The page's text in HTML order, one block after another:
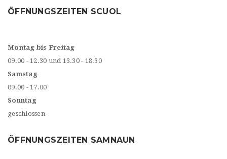
ÖFFNUNGSZEITEN SCUOL
Montag bis Freitag
09.00 - 12.30 und 13.30 - 18.30
Samstag
09.00 - 17.00
Sonntag
geschlossen
ÖFFNUNGSZEITEN SAMNAUN